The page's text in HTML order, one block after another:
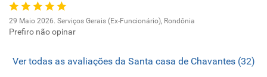
29 Maio 2026. Serviços Gerais (Ex-Funcionário), Rondônia
Prefiro não opinar
Ver todas as avaliações da Santa casa de Chavantes (32)